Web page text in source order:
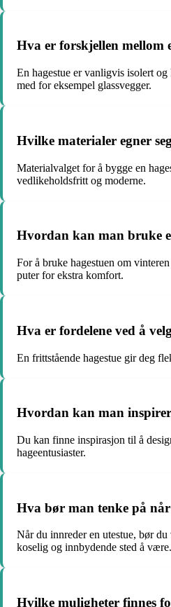
Hva er forskjellen mellom
En hagestue er vanligvis isolert og
med for eksempel glassvegger.
Hvilke materialer egner
Materialvalget for å bygge en
vedlikeholdsfritt og moderne.
Hvordan kan man bruke
For å bruke hagestuen om
puter for ekstra komfort.
Hva er fordelene ved å
En frittstående hagestue gir deg
Hvordan kan man
Du kan finne inspirasjon til å
hageentusiaster.
Hva bør man tenke på
Når du innreder en utestue, bør
koselig og innbydende sted å være.
Hvilke muligheter finnes